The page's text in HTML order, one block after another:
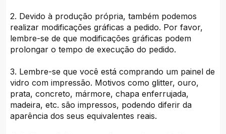
2. Devido à produção própria, também podemos
realizar modificações gráficas a pedido. Por favor,
lembre-se de que modificações gráficas podem
prolongar o tempo de execução do pedido.
3. Lembre-se que você está comprando um painel de
vidro com impressão. Motivos como glitter, ouro,
prata, concreto, mármore, chapa enferrujada,
madeira, etc. são impressos, podendo diferir da
aparência dos seus equivalentes reais.